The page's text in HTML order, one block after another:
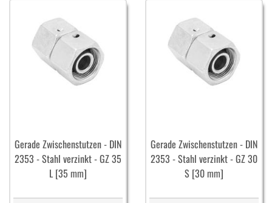
Gerade Zwischenstutzen - DIN
2353 - Stahl verzinkt - GZ 35
L [35 mm]
Gerade Zwischenstutzen - DIN
2353 - Stahl verzinkt - GZ 30
S [30 mm]